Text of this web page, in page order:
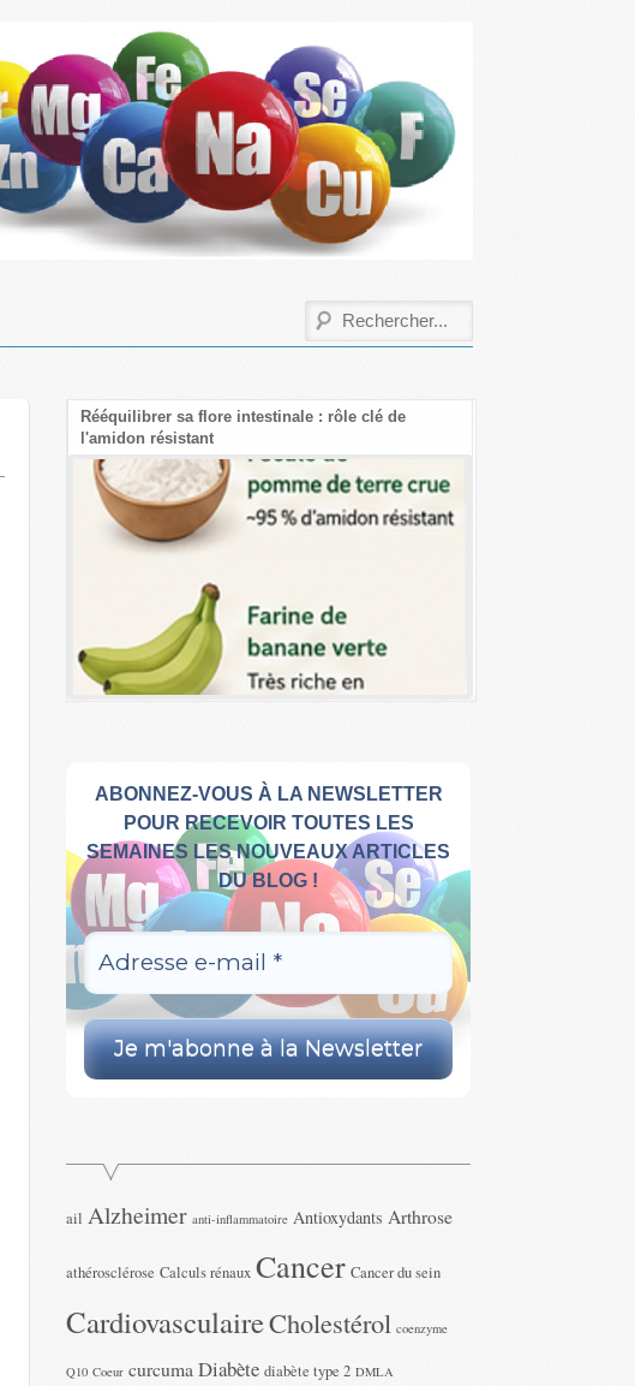
Rééquilibrer sa flore intestinale : rôle clé de
l'amidon résistant
ABONNEZ-VOUS À LA NEWSLETTER
POUR RECEVOIR TOUTES LES
SEMAINES LES NOUVEAUX ARTICLES
DU BLOG !
ail Alzheimer anti-inflammatoire Antioxydants Arthrose
athérosclérose Calculs rénaux Cancer Cancer du sein
CardiovasculaireCholestérol coenzyme
Q10 Coeur curcuma Diabète diabète type 2 DMLA